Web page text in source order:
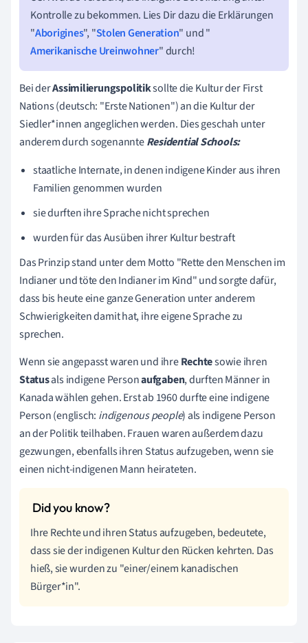
Kontrolle zu bekommen. Lies Dir dazu die Erklärungen
"Aborigines", "Stolen Generation" und "
Amerikanische Ureinwohner" durch!
Bei derAssimilierungspolitiksollte die Kultur der First
Nations (deutsch: "Erste Nationen") an die Kultur der
Siedler*innen angeglichen werden. Dies geschah unter
anderem durch sogenannteResidential Schools:
staatliche Internate, in denen indigene Kinder aus ihren
Familien genommen wurden
sie durften ihre Sprache nicht sprechen
wurden für das Ausüben ihrer Kultur bestraft
Das Prinzip stand unter dem Motto "Rette den Menschen im
Indianer und töte den Indianer im Kind" und sorgte dafür,
dass bis heute eine ganze Generation unter anderem
Schwierigkeiten damit hat, ihre eigene Sprache zu
sprechen.
Wenn sie angepasst waren und ihreRechtesowie ihren
Statusals indigene Personaufgaben, durften Männer in
Kanada wählen gehen. Erst ab 1960 durfte eine indigene
Person (englisch: indigenous people) als indigene Person
an der Politik teilhaben. Frauen waren außerdem dazu
gezwungen, ebenfalls ihren Status aufzugeben, wenn sie
einen nicht-indigenen Mann heirateten.
Ihre Rechte und ihren Status aufzugeben, bedeutete,
dass sie der indigenen Kultur den Rücken kehrten. Das
hieß, sie wurden zu "einer/einem kanadischen
Bürger*in".